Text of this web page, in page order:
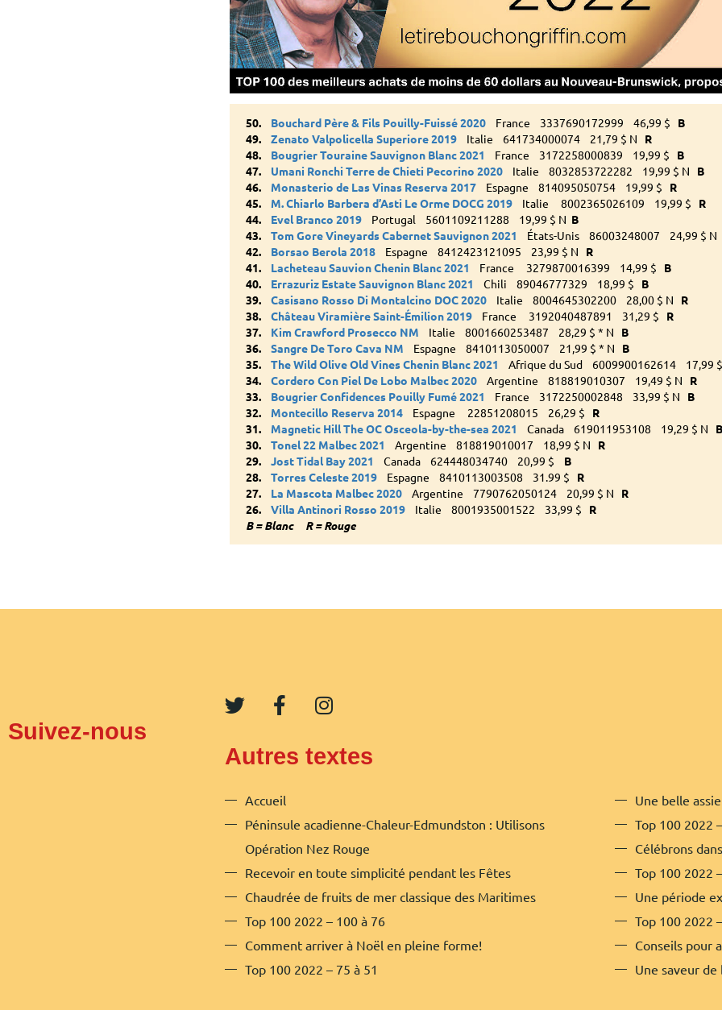
50. Bouchard Père & Fils Pouilly-Fuissé 2020France 3337690172999 46,99 $ B
49. Zenato Valpolicella Superiore 2019 Italie 641734000074 21,79 $ N R
48. Bougrier Touraine Sauvignon Blanc 2021 France 3172258000839 19,99 $ B
47. Umani Ronchi Terre de Chieti Pecorino 2020 Italie 8032853722282 19,99 $ N B
46. Monasterio de Las Vinas Reserva 2017 Espagne 814095050754 19,99 $ R
45. M. Chiarlo Barbera d’Asti Le Orme DOCG 2019Italie 8002365026109 19,99 $ R
44. Evel Branco 2019 Portugal 5601109211288 19,99 $ N B
43. Tom Gore Vineyards Cabernet Sauvignon 2021 États-Unis 86003248007 24,99 $ N
42. Borsao Berola 2018Espagne 8412423121095 23,99 $ N R
41. Lacheteau Sauvion Chenin Blanc 2021 France 3279870016399 14,99 $ B
40. Errazuriz Estate Sauvignon Blanc 2021 Chili 89046777329 18,99 $ B
39. Casisano Rosso Di Montalcino DOC 2020 Italie 8004645302200 28,00 $ N R
38. Château Viramière Saint-Émilion 2019France 3192040487891 31,29 $ R
37.
Kim Crawford Prosecco NM Italie 8001660253487 28,29 $ * N B
36. Sangre De Toro Cava NM Espagne 8410113050007 21,99 $ * N B
35. The Wild Olive Old Vines Chenin Blanc 2021 Afrique du Sud 6009900162614 17,99
34. Cordero Con Piel De Lobo Malbec 2020Argentine 818819010307 19,49 $ N R
33. Bougrier Confidences Pouilly Fumé 2021 France 3172250002848 33,99 $ N B
32. Montecillo Reserva 2014Espagne 22851208015 26,29 $ R
31. Magnetic Hill The OC Osceola-by-the-sea 2021 Canada 619011953108 19,29 $ N B
30. Tonel 22 Malbec 2021 Argentine 818819010017 18,99 $ N R
29. Jost Tidal Bay 2021 Canada 624448034740 20,99 $ B
28. Torres Celeste 2019Espagne 8410113003508 31.99 $ R
27. La Mascota Malbec 2020Argentine 7790762050124 20,99 $ N R
26. Villa Antinori Rosso 2019Italie 8001935001522 33,99 $ R
B = Blanc R = Rouge
Suivez-nous
T
w
t
e
F
a
e
o
k
-
f
I
n
t
r
a
m
Autres textes
Accueil
Péninsule acadienne-Chaleur-Edmundston : Utilisons
Opération Nez Rouge
Recevoir en toute simplicité pendant les Fêtes
Chaudrée de fruits de mer classique des Maritimes
Top 100 2022 – 100 à 76
Comment arriver à Noël en pleine forme!
Top 100 2022 – 75 à 51
Une belle
Top 100 2022
Top 100 2022
Une période
Top 100 2022
Conseils pour
Une saveur